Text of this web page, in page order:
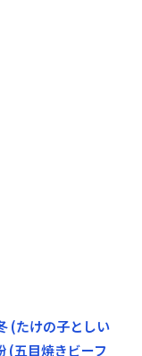
(たけの子としい
(五目焼きビーフ